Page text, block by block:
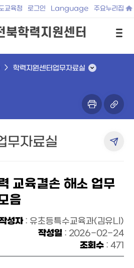
교육청 로그인 Language 주요누리집
북학력지원센터
학력지원센터업무자료실
무자료실
교육결손 해소 업무
음
성자: 유초등특수교육과(김유니)
작성일 : 2026-02-24
조회수 : 471